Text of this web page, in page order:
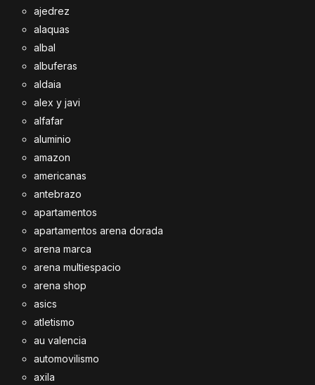
ajedrez
alaquas
albal
albuferas
aldaia
alex y javi
alfafar
aluminio
amazon
americanas
antebrazo
apartamentos
apartamentos arena dorada
arena marca
arena multiespacio
arena shop
asics
atletismo
au valencia
automovilismo
axila